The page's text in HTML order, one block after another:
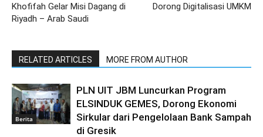
Khofifah Gelar Misi Dagang di
Riyadh – Arab Saudi
Dorong Digitalisasi UMKM
RELATED ARTICLES MORE FROM AUTHOR
Berita
PLN UIT JBM Luncurkan Program
ELSINDUK GEMES, Dorong Ekonomi
Sirkular dari Pengelolaan Bank Sampah
di Gresik